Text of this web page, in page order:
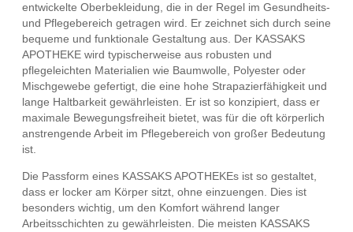
entwickelte Oberbekleidung, die in der Regel im Gesundheits-
und Pflegebereich getragen wird. Er zeichnet sich durch seine
bequeme und funktionale Gestaltung aus. Der KASSAKS
APOTHEKE wird typischerweise aus robusten und
pflegeleichten Materialien wie Baumwolle, Polyester oder
Mischgewebe gefertigt, die eine hohe Strapazierfähigkeit und
lange Haltbarkeit gewährleisten. Er ist so konzipiert, dass er
maximale Bewegungsfreiheit bietet, was für die oft körperlich
anstrengende Arbeit im Pflegebereich von großer Bedeutung
ist.
Die Passform eines KASSAKS APOTHEKEs ist so gestaltet,
dass er locker am Körper sitzt, ohne einzuengen. Dies ist
besonders wichtig, um den Komfort während langer
Arbeitsschichten zu gewährleisten. Die meisten KASSAKS